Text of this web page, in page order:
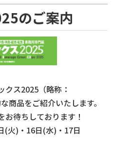
のご案内
クス2025 （略称：
商品をご紹介いたします。
待ちしております！
(火)・16日(水)・17日